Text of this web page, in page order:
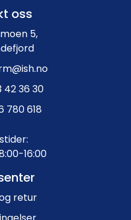
oss
5,
42 36 30
780 618
16:00
retur